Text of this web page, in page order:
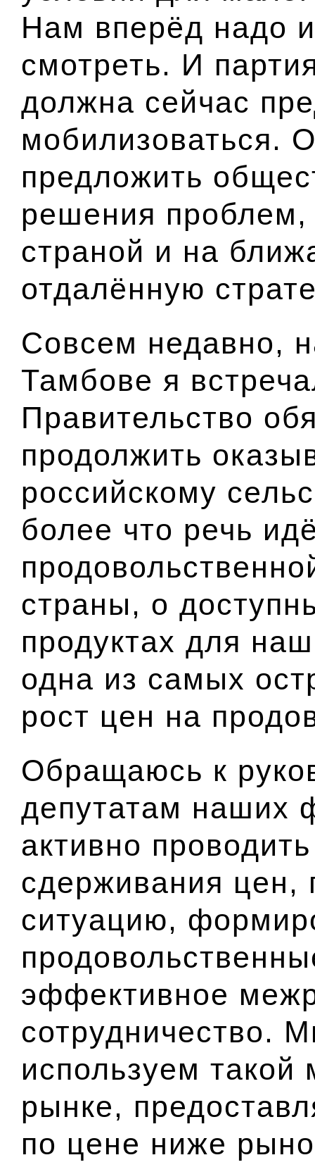
Нам вперёд надо
смотреть. И
должна сейчас
мобилизоваться.
предложить
решения
страной и на
отдалённую
Совсем недавно,
Тамбове я
Правительство
продолжить
российскому
более что речь
страны, о
продуктах для
одна из самых
рост цен на
Обращаюсь к
депутатам наших
активно
сдерживания цен,
ситуацию,
эффективное
сотрудничество.
используем
рынке,
по цене ниже